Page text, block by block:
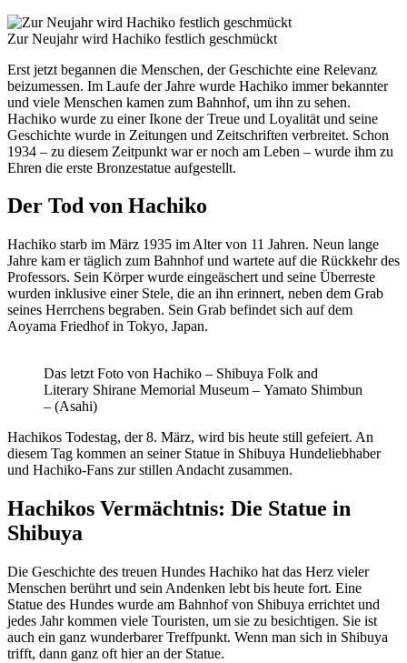
Zur Neujahr wird Hachiko festlich geschmückt
Erst jetzt begannen die Menschen, der Geschichte eine Relevanz
beizumessen. Im Laufe der Jahre wurde Hachiko immer bekannter
und viele Menschen kamen zum Bahnhof, um ihn zu sehen.
Hachiko wurde zu einer Ikone der Treue und Loyalität und seine
Geschichte wurde in Zeitungen und Zeitschriften verbreitet. Schon
1934 – zu diesem Zeitpunkt war er noch am Leben – wurde ihm zu
Ehren die erste Bronzestatue aufgestellt.
Der Tod von Hachiko
Hachiko starb im März 1935 im Alter von 11 Jahren. Neun lange
Jahre kam er täglich zum Bahnhof und wartete auf die Rückkehr des
Professors. Sein Körper wurde eingeäschert und seine Überreste
wurden inklusive einer Stele, die an ihn erinnert, neben dem Grab
seines Herrchens begraben. Sein Grab befindet sich auf dem
Aoyama Friedhof in Tokyo, Japan.
Das letzt Foto von Hachiko – Shibuya Folk and
Literary Shirane Memorial Museum – Yamato Shimbun
– (Asahi)
Hachikos Todestag, der 8. März, wird bis heute still gefeiert. An
diesem Tag kommen an seiner Statue in Shibuya Hundeliebhaber
und Hachiko-Fans zur stillen Andacht zusammen.
Hachikos Vermächtnis: Die Statue in
Shibuya
Die Geschichte des treuen Hundes Hachiko hat das Herz vieler
Menschen berührt und sein Andenken lebt bis heute fort. Eine
Statue des Hundes wurde am Bahnhof von Shibuya errichtet und
jedes Jahr kommen viele Touristen, um sie zu besichtigen. Sie ist
auch ein ganz wunderbarer Treffpunkt. Wenn man sich in Shibuya
trifft, dann ganz oft hier an der Statue.